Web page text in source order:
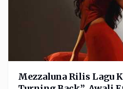
Mezzaluna Rilis Lagu